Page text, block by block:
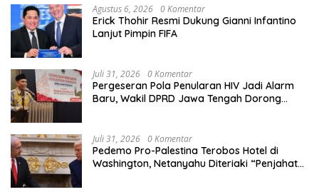
Agustus 6, 2026 0 Komentar
Erick Thohir Resmi Dukung Gianni Infantino
Lanjut Pimpin FIFA
Juli 31, 2026 0 Komentar
Pergeseran Pola Penularan HIV Jadi Alarm
Baru, Wakil DPRD Jawa Tengah Dorong
Juli 31, 2026 0 Komentar
Pedemo Pro-Palestina Terobos Hotel di
Washington, Netanyahu Diteriaki “Penjahat